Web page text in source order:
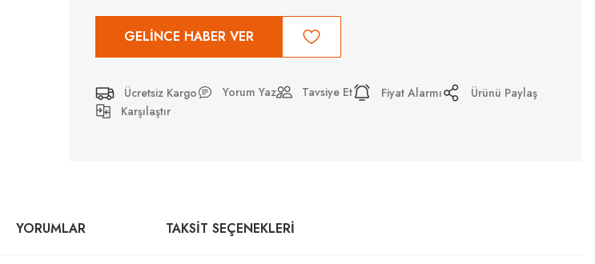
GELINCE HABER VER
Ücretsiz Kargo Yorum Yaz Tavsiye Et Fiyat Alarmı
Ürünü Paylaş
Karşılaştır
YORUMLAR TAKSIT SEÇENEKLERI